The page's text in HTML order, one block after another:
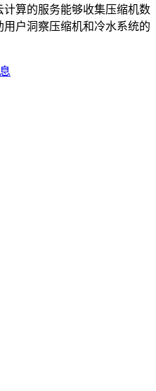
算的服务能够收集压缩机数
户洞察压缩机和冷水系统的